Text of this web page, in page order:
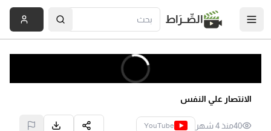
الصِّــرَاط
الانتصار علي النفس
40منذ 4 شهر YouTube